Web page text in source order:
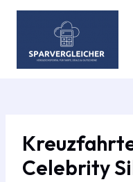
Zum
Celebrity